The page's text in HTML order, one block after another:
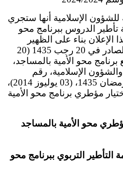
للشؤون الإسلامية أنها ستجري
تأطير الدروس ببرنامج محو
الإعلان بناء على الظهير
الشريف رقم 1.14.101 الصادر في 20 رجب 1435 (20
برنامج محو الأمية بالمساجد،
الإسلامية، رقم
14.2430 الصادر في 05 رمضان 1435، (03 يوليوز 2014)،
مؤطري برنامج محو الأمية
محو الأمية بالمساجد
التربوي ببرنامج محو